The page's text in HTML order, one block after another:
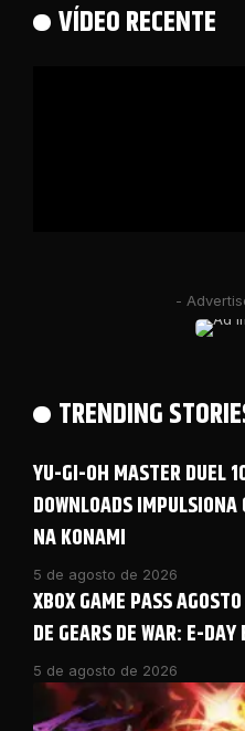
VÍDEO RECENTE
-
TRENDING
YU-GI-OH MASTER DUEL
DOWNLOADS
NA KONAMI
5 de agosto de 2026
XBOX GAME PASS
DE GEARS DE WAR: E-
5 de agosto de 2026